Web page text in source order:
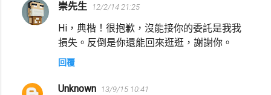
崇先生 12/2/14 21:25
Hi，典楷！很抱歉，沒能接你的委託是我我
損失。反倒是你還能回來逛逛，謝謝你。
回覆
Unknown 13/9/15 10:41